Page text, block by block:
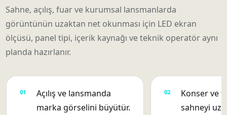
Sahne, açılış, fuar ve kurumsal lansmanlarda
görüntünün uzaktan net okunması için LED ekran
ölçüsü, panel tipi, içerik kaynağı ve teknik operatör aynı
planda hazırlanır.
Açılış ve lansmanda
marka görselini büyütür.
Konser ve
sahneyi